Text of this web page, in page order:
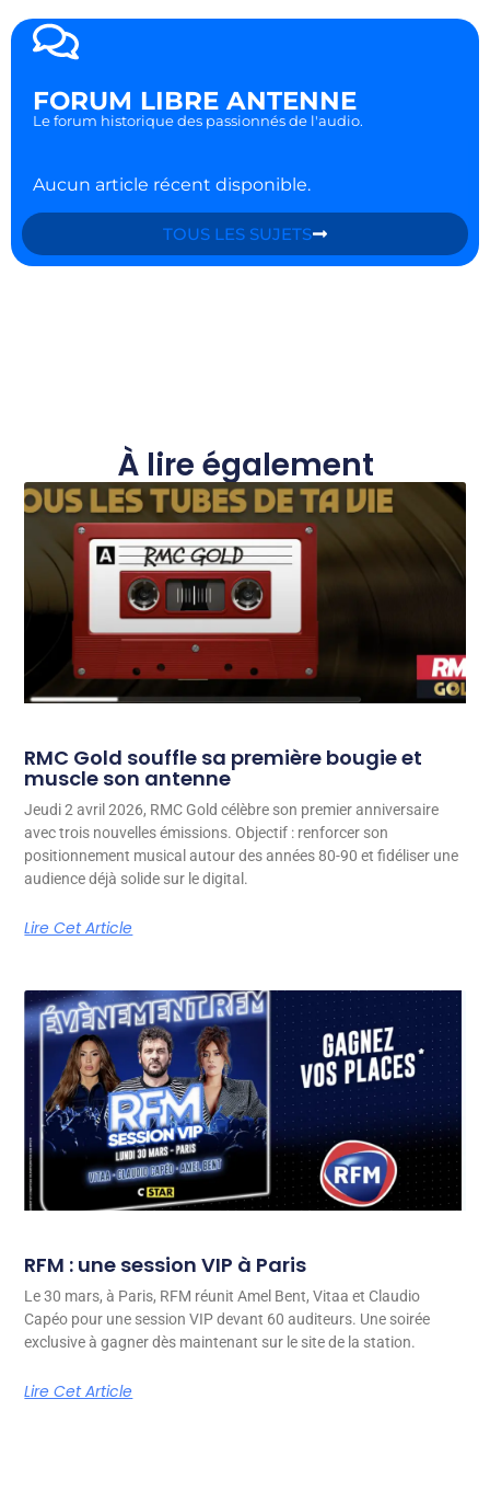
FORUM LIBRE ANTENNE
Le forum historique des passionnés de l'audio.
Aucun article récent disponible.
TOUS LES SUJETS
À lire également
RMC Gold souffle sa première bougie et
muscle son antenne
Jeudi 2 avril 2026, RMC Gold célèbre son premier anniversaire
avec trois nouvelles émissions. Objectif : renforcer son
positionnement musical autour des années 80-90 et fidéliser une
audience déjà solide sur le digital.
Lire Cet Article
RFM : une session VIP à Paris
Le 30 mars, à Paris, RFM réunit Amel Bent, Vitaa et Claudio
Capéo pour une session VIP devant 60 auditeurs. Une soirée
exclusive à gagner dès maintenant sur le site de la station.
Lire Cet Article